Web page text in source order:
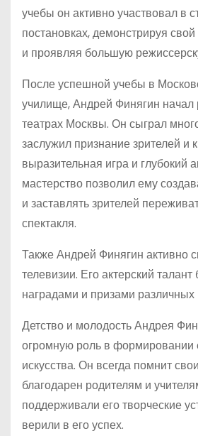
учебы он активно участвовал в
постановках, демонстрируя свой
и проявляя большую
После успешной учебы в
училище, Андрей Финягин начал
театрах Москвы. Он сыграл
заслужил признание зрителей и
выразительная игра и глубокий
мастерство позволил ему
и заставлять зрителей
спектакля.
Также Андрей Финягин активно
телевизии. Его актерский
наградами и призами
Детство и молодость Андрея
огромную роль в формировании
искусства. Он всегда помнит
благодарен родителям и
поддерживали его творческие
верили в его успех.